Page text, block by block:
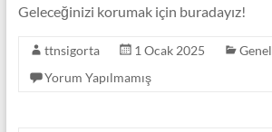
Geleceğinizi korumak için buradayız!
ttnsigorta 1 Ocak 2025
Genel
Yorum Yapılmamış